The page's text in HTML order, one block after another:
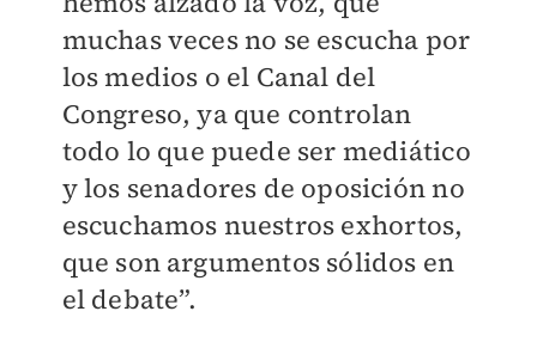
muchas veces no se escucha por
los medios o el Canal del
Congreso, ya que controlan
todo lo que puede ser mediático
y los senadores de oposición no
escuchamos nuestros exhortos,
que son argumentos sólidos en
el debate”.